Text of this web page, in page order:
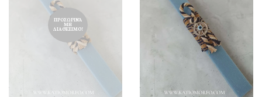
ΠΡΟΣΩΡΙΝΆ
ΜΗ
ΔΙΑΘΈΣΙΜΟ!